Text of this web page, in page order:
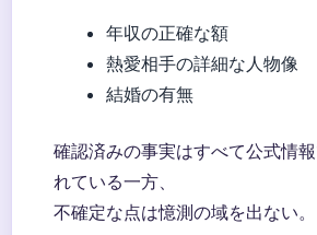
年収の正確な額
熱愛相手の詳細な人物像
結婚の有無
確認済みの事実はすべて公式情
れている一方、
不確定な点は憶測の域を出ない。